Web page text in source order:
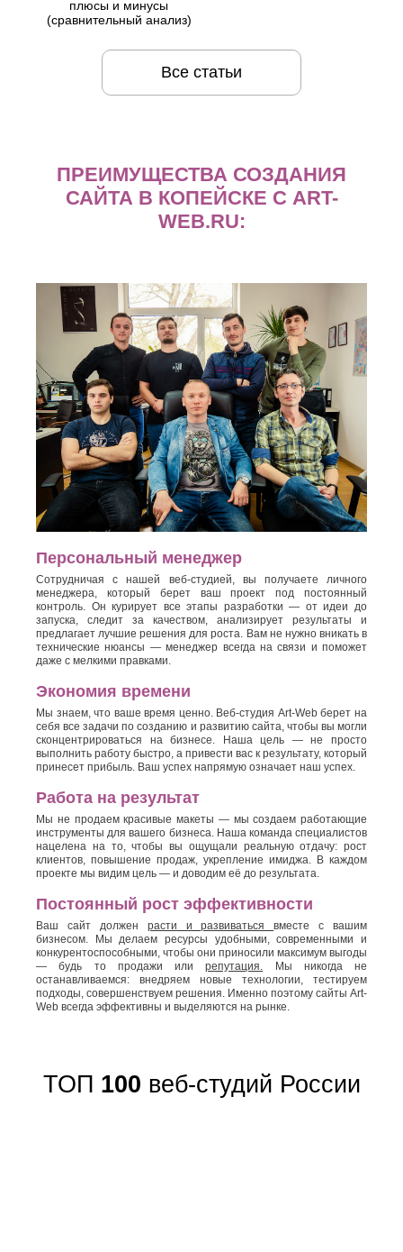
плюсы и минусы
(сравнительный анализ)
Все статьи
ПРЕИМУЩЕСТВА СОЗДАНИЯ
САЙТА В КОПЕЙСКЕ С ART-
WEB.RU:
Персональный менеджер
Сотрудничая с нашей веб-студией, вы получаете личного
менеджера, который берет ваш проект под постоянный
контроль. Он курирует все этапы разработки — от идеи до
запуска, следит за качеством, анализирует результаты и
предлагает лучшие решения для роста. Вам не нужно вникать в
технические нюансы — менеджер всегда на связи и поможет
даже с мелкими правками.
Экономия времени
Мы знаем, что ваше время ценно. Веб-студия Art-Web берет на
себя все задачи по созданию и развитию сайта, чтобы вы могли
сконцентрироваться на бизнесе. Наша цель — не просто
выполнить работу быстро, а привести вас к результату, который
принесет прибыль. Ваш успех напрямую означает наш успех.
Работа на результат
Мы не продаем красивые макеты — мы создаем работающие
инструменты для вашего бизнеса. Наша команда специалистов
нацелена на то, чтобы вы ощущали реальную отдачу: рост
клиентов, повышение продаж, укрепление имиджа. В каждом
проекте мы видим цель — и доводим её до результата.
Постоянный рост эффективности
Ваш сайт должен расти и развиватьсявместе с вашим
бизнесом. Мы делаем ресурсы удобными, современными и
конкурентоспособными, чтобы они приносили максимум выгоды
— будь то продажи илирепутация. Мы никогда не
останавливаемся: внедряем новые технологии, тестируем
подходы, совершенствуем решения. Именно поэтому сайты Art-
Web всегда эффективны и выделяются на рынке.
ТОП 100 веб-студий России